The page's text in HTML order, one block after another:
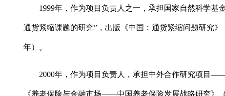
1999年，作为项目负责人之一，承担国家自然科学
通货紧缩课题的研究”，出版《中国：通货紧缩问题研究》
年）。
2000年，作为项目负责人，承担中外合作研究项目
《养老保险与金融市场――中国养老保险发展战略研究》